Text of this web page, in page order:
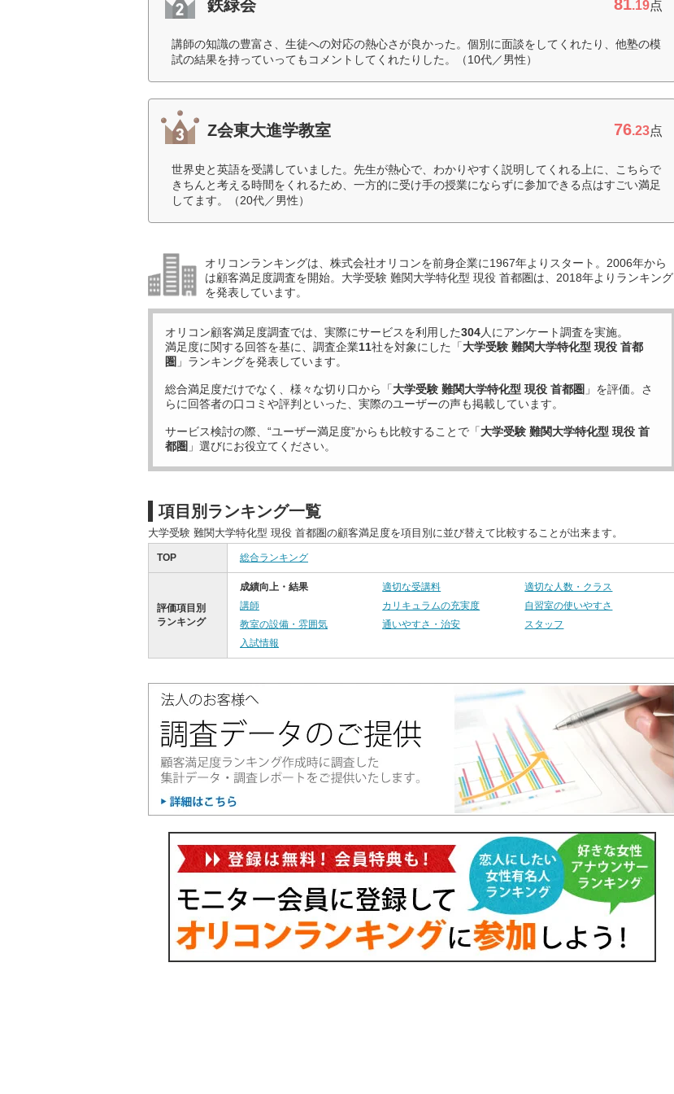
鉄緑会 81.19点
講師の知識の豊富さ、生徒への対応の熱心さが良かった。個別に面談をしてくれたり、他塾の模
試の結果を持っていってもコメントしてくれたりした。（10代／男性）
Z会東大進学教室 76.23点
世界史と英語を受講していました。先生が熱心で、わかりやすく説明してくれる上に、こちらで
きちんと考える時間をくれるため、一方的に受け手の授業にならずに参加できる点はすごい満足
してます。（20代／男性）
オリコンランキングは、株式会社オリコンを前身企業に1967年よりスタート。2006年から
は顧客満足度調査を開始。大学受験 難関大学特化型 現役 首都圏は、2018年よりランキング
を発表しています。
オリコン顧客満足度調査では、実際にサービスを利用した304人にアンケート調査を実施。
満足度に関する回答を基に、調査企業11社を対象にした「大学受験 難関大学特化型 現役 首都
圏 」ランキングを発表しています。
総合満足度だけでなく、様々な切り口から「大学受験 難関大学特化型 現役 首都圏 」を評価。さ
らに回答者の口コミや評判といった、実際のユーザーの声も掲載しています。
サービス検討の際、“ユーザー満足度”からも比較することで「大学受験 難関大学特化型 現役 首
都圏 」選びにお役立てください。
項目別ランキング一覧
大学受験 難関大学特化型 現役 首都圏の顧客満足度を項目別に並び替えて比較することが出来ます。
TOP 総合ランキング
評価項目別
ランキング
成績向上・結果 適切な受講料
適切な人数・クラス
講師
カリキュラムの充実度
自習室の使いやすさ
教室の設備・雰囲気
通いやすさ・治安
スタッフ
入試情報